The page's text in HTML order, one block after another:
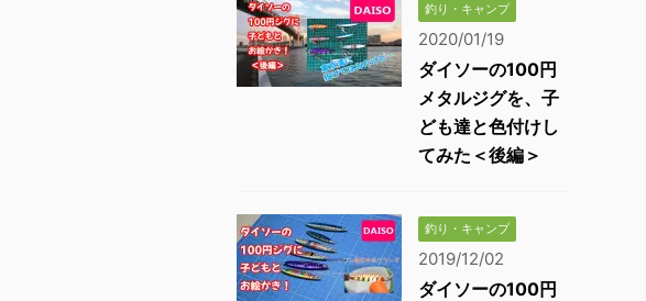
釣り・キャンプ
2020/01/19
ダイソーの100円
メタルジグを、子
ども達と色付けし
てみた＜後編＞
釣り・キャンプ
2019/12/02
ダイソーの100円